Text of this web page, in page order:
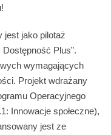
jest jako pilotaż
Dostępność Plus”.
wymagających
Projekt wdrażany
Operacyjnego
Innowacje społeczne),
jest ze